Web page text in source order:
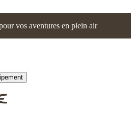
vos aventures en plein air